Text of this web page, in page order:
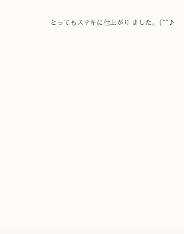
とってもステキに仕上がり ました。(^^♪